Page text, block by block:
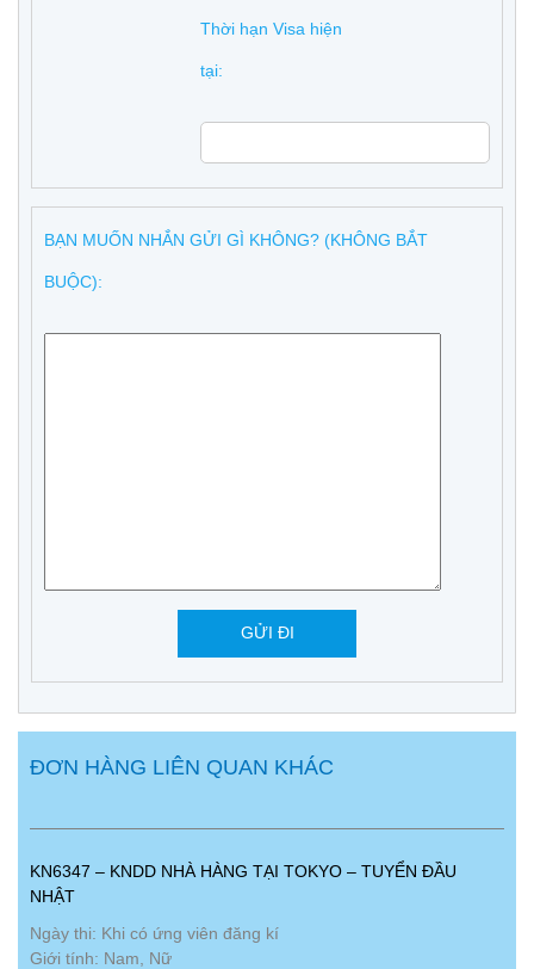
Thời hạn Visa hiện
tại:
BẠN MUỐN NHẮN GỬI GÌ KHÔNG? (KHÔNG BẮT
BUỘC):
ĐƠN HÀNG LIÊN QUAN KHÁC
KN6347 – KNDD NHÀ HÀNG TẠI TOKYO – TUYỂN ĐẦU
NHẬT
Ngày thi: Khi có ứng viên đăng kí
Giới tính: Nam, Nữ